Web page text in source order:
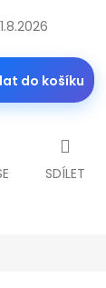
do košíku
SDÍLET